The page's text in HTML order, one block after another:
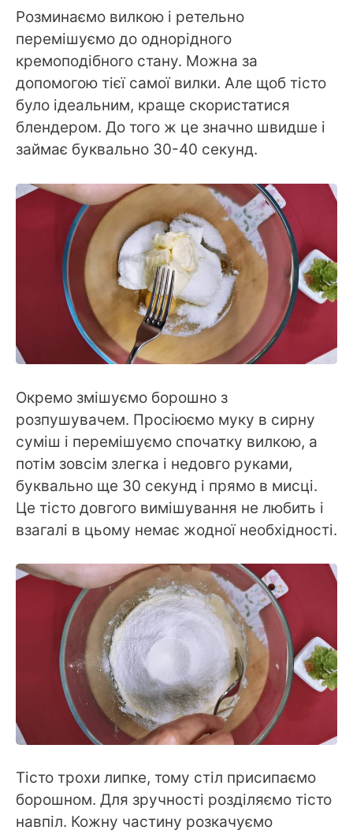
Розминаємо вилкою і ретельно
перемішуємо до однорідного
кремоподібного стану. Можна за
допомогою тієї самої вилки. Але щоб тісто
було ідеальним, краще скористатися
блендером. До того ж це значно швидше і
займає буквально 30-40 секунд.
Окремо змішуємо борошно з
розпушувачем. Просіюємо муку в сирну
суміш і перемішуємо спочатку вилкою, а
потім зовсім злегка і недовго руками,
буквально ще 30 секунд і прямо в мисці.
Це тісто довгого вимішування не любить і
взагалі в цьому немає жодної необхідності.
Тісто трохи липке, тому стіл присипаємо
борошном. Для зручності розділяємо тісто
навпіл. Кожну частину розкачуємо